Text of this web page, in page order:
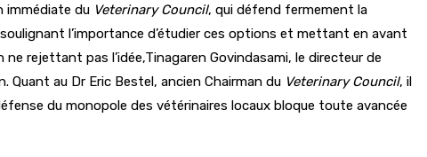
immédiate du Veterinary Council, qui défend fermement la
l’importance d’étudier ces options et mettant en avant
ne rejettant pas l’idée,Tinagaren Govindasami, le directeur de
Quant au Dr Eric Bestel, ancien Chairman du Veterinary Council, il
du monopole des vétérinaires locaux bloque toute avancée